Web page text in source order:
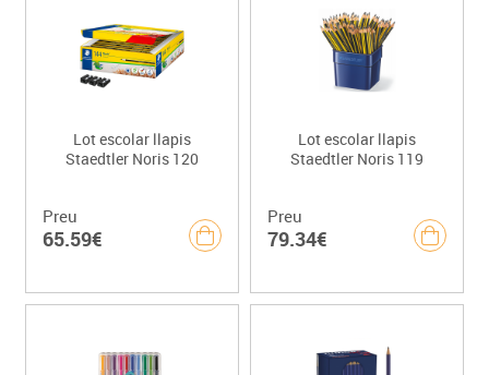
Lot escolar llapis
Staedtler Noris 120
Preu
65.59€
Lot escolar llapis
Staedtler Noris 119
Preu
79.34€